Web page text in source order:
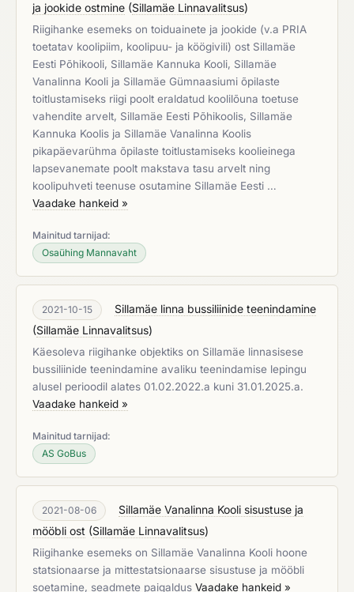
ja jookide ostmine (Sillamäe Linnavalitsus)
Riigihanke esemeks on toiduainete ja jookide (v.a PRIA
toetatav koolipiim, koolipuu- ja köögivili) ost Sillamäe
Eesti Põhikooli, Sillamäe Kannuka Kooli, Sillamäe
Vanalinna Kooli ja Sillamäe Gümnaasiumi õpilaste
toitlustamiseks riigi poolt eraldatud koolilõuna toetuse
vahendite arvelt, Sillamäe Eesti Põhikoolis, Sillamäe
Kannuka Koolis ja Sillamäe Vanalinna Koolis
pikapäevarühma õpilaste toitlustamiseks koolieinega
lapsevanemate poolt makstava tasu arvelt ning
koolipuhveti teenuse osutamine Sillamäe Eesti …
Vaadake hankeid »
Mainitud tarnijad:
Osaühing Mannavaht
2021-10-15
Sillamäe linna bussiliinide teenindamine
(Sillamäe Linnavalitsus)
Käesoleva riigihanke objektiks on Sillamäe linnasisese
bussiliinide teenindamine avaliku teenindamise lepingu
alusel perioodil alates 01.02.2022.a kuni 31.01.2025.a.
Vaadake hankeid »
Mainitud tarnijad:
AS GoBus
2021-08-06
Sillamäe Vanalinna Kooli sisustuse ja
mööbli ost (Sillamäe Linnavalitsus)
Riigihanke esemeks on Sillamäe Vanalinna Kooli hoone
statsionaarse ja mittestatsionaarse sisustuse ja mööbli
soetamine, seadmete paigaldus Vaadake hankeid »